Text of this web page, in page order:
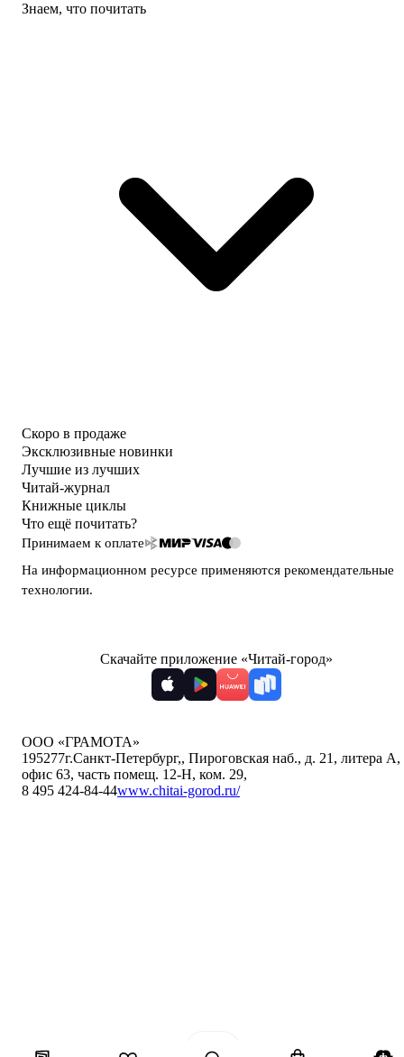
Знаем, что почитать
Скоро в продаже
Эксклюзивные новинки
Лучшие из лучших
Читай-журнал
Книжные циклы
Что ещё почитать?
Принимаем к оплате
На информационном ресурсе применяются рекомендательные
технологии.
Скачайте приложение «Читай-город»
ООО «ГРАМОТА»
195277г.Санкт-Петербург,, Пироговская наб., д. 21, литера А,
офис 63, часть помещ. 12-Н, ком. 29,
8 495 424-84-44www.chitai-gorod.ru/